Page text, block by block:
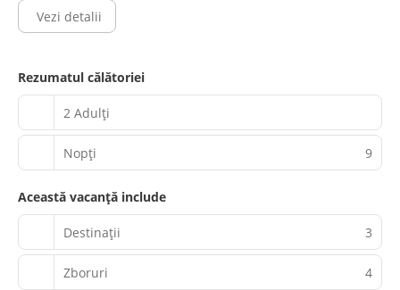
Vezi detalii
Rezumatul călătoriei
2 Adulți
Nopţi 9
Această vacanță include
Destinații 3
Zboruri 4